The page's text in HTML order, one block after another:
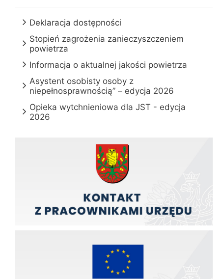
Deklaracja dostępności
Stopień zagrożenia zanieczyszczeniem
powietrza
Informacja o aktualnej jakości powietrza
Asystent osobisty osoby z
niepełnosprawnością” – edycja 2026
Opieka wytchnieniowa dla JST - edycja
2026